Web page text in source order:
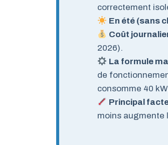
correctement
En été (sans
Coût
2026).
La formule
de
consomme 40
Principal
moins augmente